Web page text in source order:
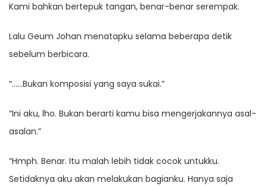
Kami bahkan bertepuk tangan, benar-benar serempak.
Lalu Geum Johan menatapku selama beberapa detik
sebelum berbicara.
“……Bukan komposisi yang saya sukai.”
“Ini aku, lho. Bukan berarti kamu bisa mengerjakannya asal-
asalan.”
“Hmph. Benar. Itu malah lebih tidak cocok untukku.
Setidaknya aku akan melakukan bagianku. Hanya saja